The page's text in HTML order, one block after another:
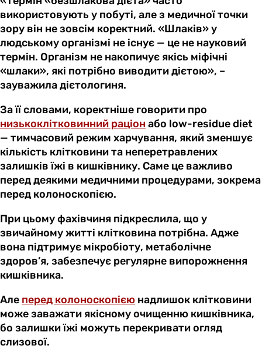
використовують у побуті, але з медичної точки
зору він не зовсім коректний. «Шлаків» у
людському організмі не існує — це не науковий
термін. Організм не накопичує якісь міфічні
«шлаки», які потрібно виводити дієтою», –
зауважила дієтологиня.
За її словами, коректніше говорити про
низькоклітковинний раціон або low-residue diet
— тимчасовий режим харчування, який зменшує
кількість клітковини та неперетравлених
залишків їжі в кишківнику. Саме це важливо
перед деякими медичними процедурами, зокрема
перед колоноскопією.
При цьому фахівчиня підкреслила, що у
звичайному житті клітковина потрібна. Адже
вона підтримує мікробіоту, метаболічне
здоров’я, забезпечує регулярне випорожнення
кишківника.
Але перед колоноскопією надлишок клітковини
може заважати якісному очищенню кишківника,
бо залишки їжі можуть перекривати огляд
слизової.